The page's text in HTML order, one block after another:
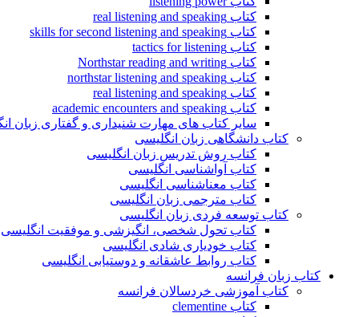
کتاب real listening and speaking
کتاب skills for second listening and speaking
کتاب tactics for listening
کتاب Northstar reading and writing
کتاب northstar listening and speaking
کتاب real listening and speaking
کتاب academic encounters and speaking
سایر کتاب های مهارت شنیداری و گفتاری زبان
کتاب دانشگاهی زبان انگلیسی
کتاب روش تدریس زبان انگلیسی
کتاب آواشناسی انگلیسی
کتاب معناشناسی انگلیسی
کتاب مترجمی زبان انگلیسی
کتاب توسعه فردی زبان انگلیسی
کتاب تحول شخصی، انگیزشی و موفقیت انگلیسی
کتاب خودیاری شادی انگلیسی
کتاب روابط عاشقانه و دوستیابی انگلیسی
کتاب زبان فرانسه
کتاب آموزشی خردسالان فرانسه
کتاب clementine